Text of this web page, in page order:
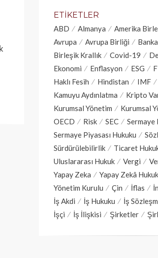
ETIKETLER
ABD Almanya
Amerika
Avrupa
Avrupa Birliği
Birleşik Krallık
Covid-19
Ekonomi
Enflasyon ESG
Haklı Fesih
Hindistan
IMF
Kamuyu Aydınlatma
Kripto
Kurumsal Yönetim
Kurumsal
OECD
Risk SEC
Sermaye
Sermaye Piyasası Hukuku
Sürdürülebilirlik
Ticaret
Uluslararası Hukuk
Vergi
Yapay Zeka
Yapay Zekâ
Yönetim Kurulu
Çin İflas
İş Akdi
İş Hukuku İş
İşçi
İş İlişkisi Şirketler